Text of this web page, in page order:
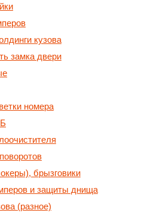
кузова
замка двери
номера
брызговики
и защиты днища
(разное)